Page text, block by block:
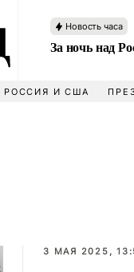
Новость часа
За ночь над
РОССИЯ И США
3 МАЯ 2025,